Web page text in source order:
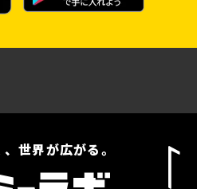
世界が広がる。